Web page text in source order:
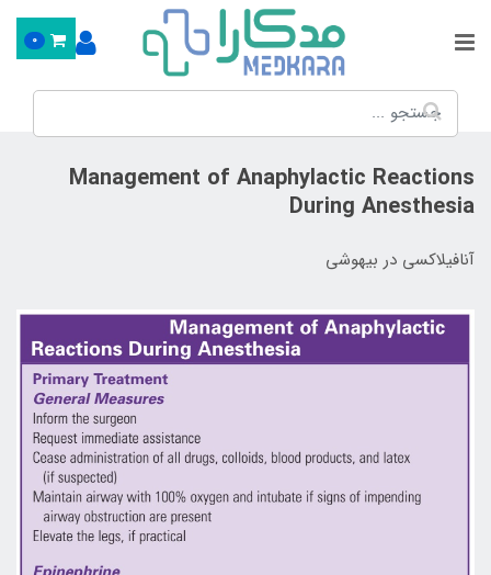
0
Management of Anaphylactic Reactions
During Anesthesia
آنافیلاکسی در بیهوشی